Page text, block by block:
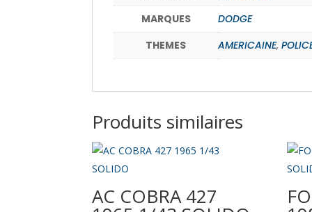
MARQUES
DODGE
THEMES
AMERICAINE,
Produits similaires
AC COBRA 427